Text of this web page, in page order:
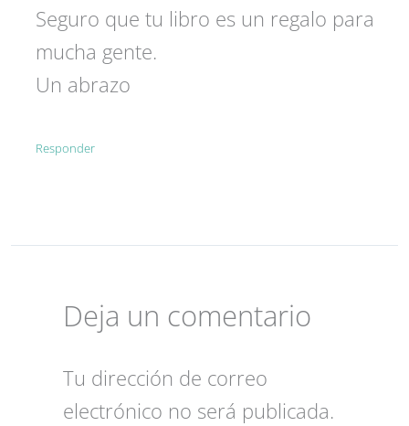
Seguro que tu libro es un regalo para
mucha gente.
Un abrazo
Responder
Deja un comentario
Tu dirección de correo
electrónico no será publicada.